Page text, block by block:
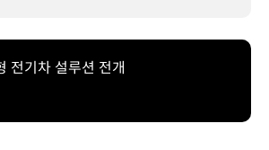
전기차 설루션 전개